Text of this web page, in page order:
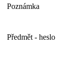
Poznámka
Předmět - heslo